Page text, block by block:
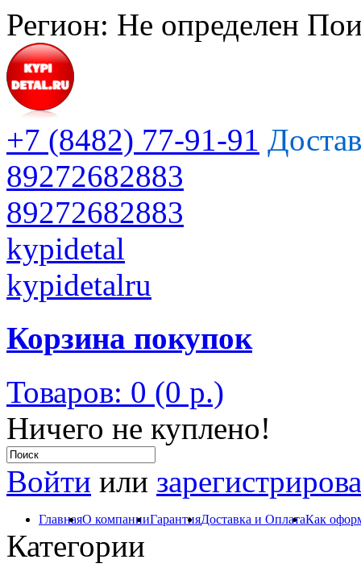
Регион: Не определен
+7 (8482) 77-91-91
89272682883
89272682883
kypidetal
kypidetalru
Корзина покупок
Товаров: 0 (0 р.)
Ничего не куплено!
Войти или
ГлавнаяО компанииГарантияДоставка и ОплатаКак
Категории